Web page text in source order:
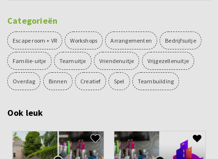
Categorieën
Escape room + VR Workshops Arrangementen Bedrijfsuitje
Familie-uitje Teamuitje Vriendenuitje Vrijgezellenuitje
Overdag Binnen Creatief Spel Teambuilding
Ook leuk